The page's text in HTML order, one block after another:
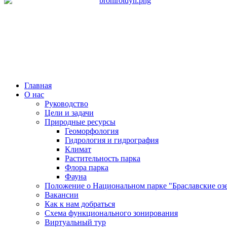
Главная
О нас
Руководство
Цели и задачи
Природные ресурсы
Геоморфология
Гидрология и гидрография
Климат
Растительность парка
Флора парка
Фауна
Положение о Национальном парке "Браславские
Вакансии
Как к нам добраться
Схема функционального зонирования
Виртуальный тур